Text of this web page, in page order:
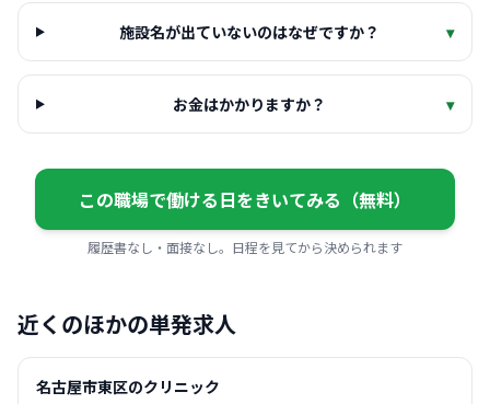
施設名が出ていないのはなぜですか？ ▾
お金はかかりますか？ ▾
この職場で働ける日をきいてみる（無料）
履歴書なし・面接なし。日程を見てから決められます
近くのほかの単発求人
名古屋市東区のクリニック